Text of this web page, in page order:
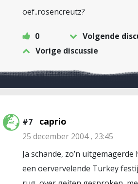
oef..rosencreutz?
0
Volgende
Vorige discussie
#7 caprio
25 december 2004 , 23:45
Ja schande, zo’n
een oervervelende Turkey